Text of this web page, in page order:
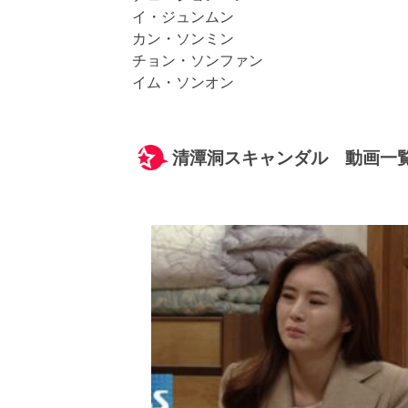
イ・ジュンムン
カン・ソンミン
チョン・ソンファン
イム・ソンオン
清潭洞スキャンダル 動画一